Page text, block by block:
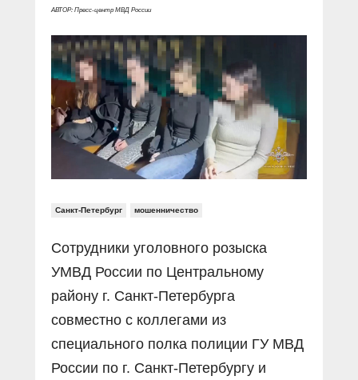
Социальные ролики
Специальный репортаж
КиберПОСТОВОЙ
Журнал «Полиция России»
Контакты
Вакансии
АВТОР: Пресс-центр МВД России
Санкт-Петербург мошенничество
Сотрудники уголовного розыска
УМВД России по Центральному
району г. Санкт-Петербурга
совместно с коллегами из
специального полка полиции ГУ МВД
России по г. Санкт-Петербургу и